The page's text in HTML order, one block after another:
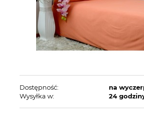
Dostępność:
na
Wysyłka w:
24